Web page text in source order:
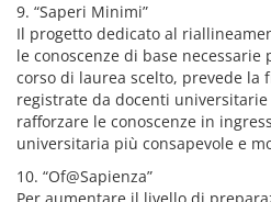
9. “Saperi Minimi”
Il progetto dedicato al
le conoscenze di base
corso di laurea scelto, prevede la
registrate da docenti
rafforzare le conoscenze in
universitaria più consapevole e
10. “Of@Sapienza”